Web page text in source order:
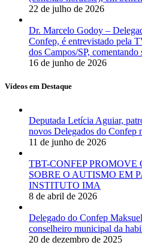
22 de julho de 2026
Dr. Marcelo Godoy –
Confep, é entrevistado pela
dos Campos/SP,
16 de junho de 2026
Vídeos em Destaque
Deputada Letícia Aguiar,
novos Delegados do Confep
11 de junho de 2026
TBT-CONFEP
SOBRE O AUTISMO EM
INSTITUTO IMA
8 de abril de 2026
Delegado do Confep
conselheiro municipal da
20 de dezembro de 2025